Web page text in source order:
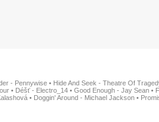
- Pennywise • Hide And Seek - Theatre Of
• Déšť - Electro_14 • Good Enough - Jay Sean •
• Doggin' Around - Michael Jackson •